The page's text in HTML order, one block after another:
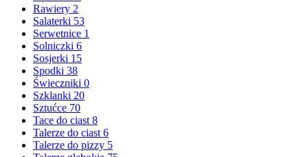
Rawiery 2
Salaterki 53
Serwetnice 1
Solniczki 6
Sosjerki 15
Spodki 38
Świeczniki 0
Szklanki 20
Sztućce 70
Tace do ciast 8
Talerze do ciast 6
Talerze do pizzy 5